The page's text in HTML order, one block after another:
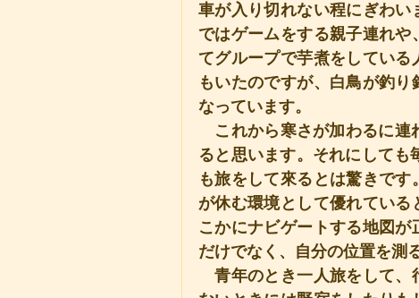
車が入り切れない程にぎわ
ではゲームをする親子連れや
てグループで芋煮をしている
もいたのですが、白鳥が釣
なっています。
これから寒さが加わるに連
ると思います。それにしても
も旅をして來るとは驚きで
が休む環境として優れてい
こかにナビゲートする地図
だけでなく、自分の位置を測
青年のとき一人旅をして、